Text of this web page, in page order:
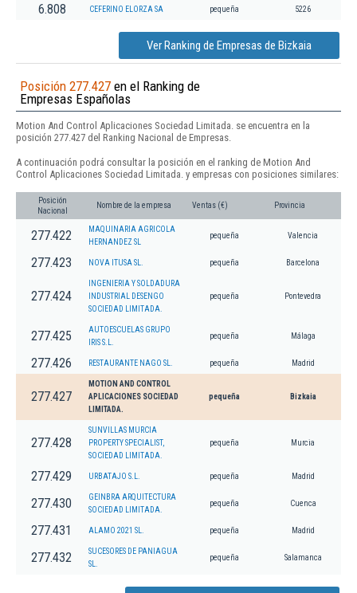
6.808 CEFERINO ELORZA SA pequeña 5226
Ver Ranking de Empresas de Bizkaia
Posición 277.427 en el Ranking de
Empresas Españolas
Motion And Control Aplicaciones Sociedad Limitada. se encuentra en la
posición 277.427 del Ranking Nacional de Empresas.
A continuación podrá consultar la posición en el ranking de Motion And
Control Aplicaciones Sociedad Limitada. y empresas con posiciones similares:
Posición
Nacional
Nombre de la empresa Ventas (€) Provincia
277.422
MAQUINARIA AGRICOLA
HERNANDEZ SL
pequeña Valencia
277.423 NOVA ITUSA SL. pequeña Barcelona
277.424
INGENIERIA Y SOLDADURA
INDUSTRIAL DESENGO
SOCIEDAD LIMITADA.
pequeña Pontevedra
277.425
AUTOESCUELAS GRUPO
IRIS S.L.
pequeña Málaga
277.426 RESTAURANTE NAGO SL. pequeña Madrid
277.427
MOTION AND CONTROL
APLICACIONES SOCIEDAD
LIMITADA.
pequeña Bizkaia
277.428
SUNVILLAS MURCIA
PROPERTY SPECIALIST,
SOCIEDAD LIMITADA.
pequeña Murcia
277.429 URBATAJO S.L. pequeña Madrid
277.430
GEINBRA ARQUITECTURA
SOCIEDAD LIMITADA.
pequeña Cuenca
277.431 ALAMO 2021 SL. pequeña Madrid
277.432
SUCESORES DE PANIAGUA
SL.
pequeña Salamanca